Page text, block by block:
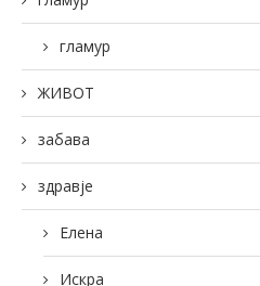
гламур
ЖИВОТ
забава
здравје
Елена
Искра